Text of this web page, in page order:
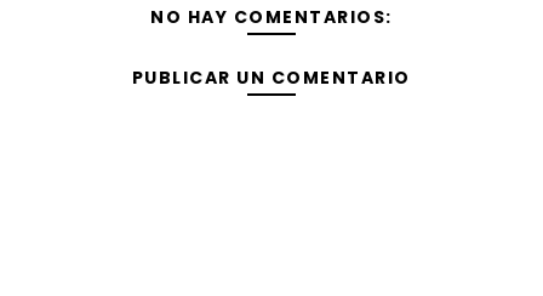
NO HAY COMENTARIOS:
PUBLICAR UN COMENTARIO